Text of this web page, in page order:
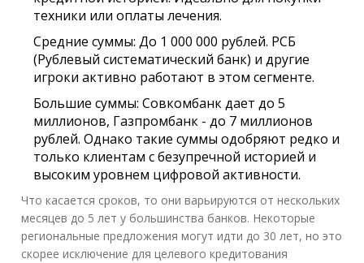
техники или оплаты лечения.
Средние суммы: До 1 000 000 рублей. РСБ
(Рублевый систематический банк) и другие
игроки активно работают в этом сегменте.
Большие суммы: Совкомбанк дает до 5
миллионов, Газпромбанк - до 7 миллионов
рублей. Однако такие суммы одобряют редко и
только клиентам с безупречной историей и
высоким уровнем цифровой активности.
Что касается сроков, то они варьируются от нескольких
месяцев до 5 лет у большинства банков. Некоторые
региональные предложения могут идти до 30 лет, но это
скорее исключение для целевого кредитования